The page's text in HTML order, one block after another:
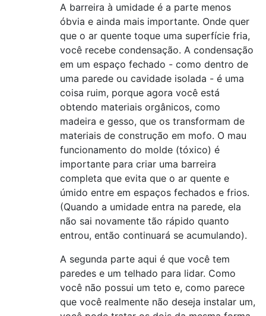
A barreira à umidade é a parte menos
óbvia e ainda mais importante. Onde quer
que o ar quente toque uma superfície fria,
você recebe condensação. A condensação
em um espaço fechado - como dentro de
uma parede ou cavidade isolada - é uma
coisa ruim, porque agora você está
obtendo materiais orgânicos, como
madeira e gesso, que os transformam de
materiais de construção em mofo. O mau
funcionamento do molde (tóxico) é
importante para criar uma barreira
completa que evita que o ar quente e
úmido entre em espaços fechados e frios.
(Quando a umidade entra na parede, ela
não sai novamente tão rápido quanto
entrou, então continuará se acumulando).
A segunda parte aqui é que você tem
paredes e um telhado para lidar. Como
você não possui um teto e, como parece
que você realmente não deseja instalar um,